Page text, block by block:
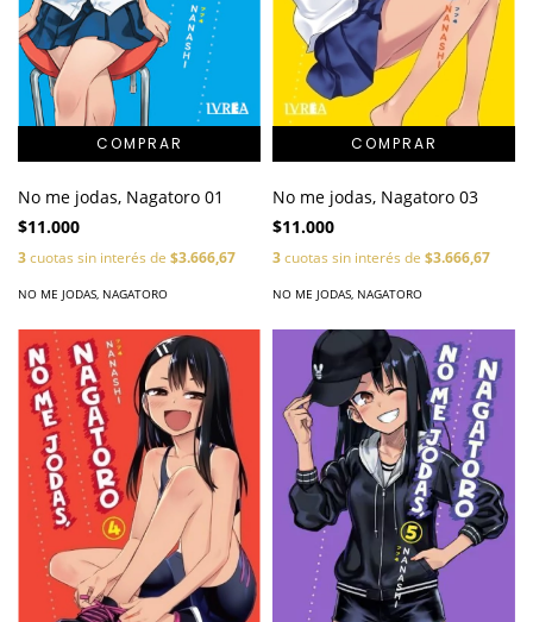
No me jodas, Nagatoro 01
$11.000
3cuotas sin interés de $3.666,67
NO ME JODAS, NAGATORO
No me jodas, Nagatoro 03
$11.000
3cuotas sin interés de $3.666,67
NO ME JODAS, NAGATORO